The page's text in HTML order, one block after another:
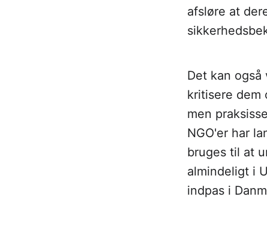
afsløre at
Det kan
kritisere dem
men
NGO'er har
bruges til at
almindeligt i
indpas i